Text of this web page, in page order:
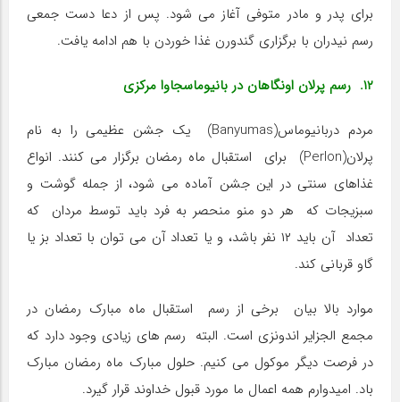
برای پدر و مادر متوفی آغاز می شود. پس از دعا دست جمعی
رسم نیدران با برگزاری گندورن غذا خوردن با هم ادامه یافت.
۱۲. رسم پرلان اونگاهان در بانیوماسجاوا مرکزی
مردم دربانیوماس(Banyumas) یک جشن عظیمی را به نام
پرلان(Perlon) برای استقبال ماه رمضان برگزار می کنند. انواع
غذاهای سنتی در این جشن آماده می شود، از جمله گوشت و
سبزیجات که هر دو منو منحصر به فرد باید توسط مردان که
تعداد آن باید ۱۲ نفر باشد، و یا تعداد آن می توان با تعداد بز یا
گاو قربانی کند.
موارد بالا بیان برخی از رسم استقبال ماه مبارک رمضان در
مجمع الجزایر اندونزی است. البته رسم های زیادی وجود دارد که
در فرصت دیگر موکول می کنیم. حلول مبارک ماه رمضان مبارک
باد. امیدوارم همه اعمال ما مورد قبول خداوند قرار گیرد.